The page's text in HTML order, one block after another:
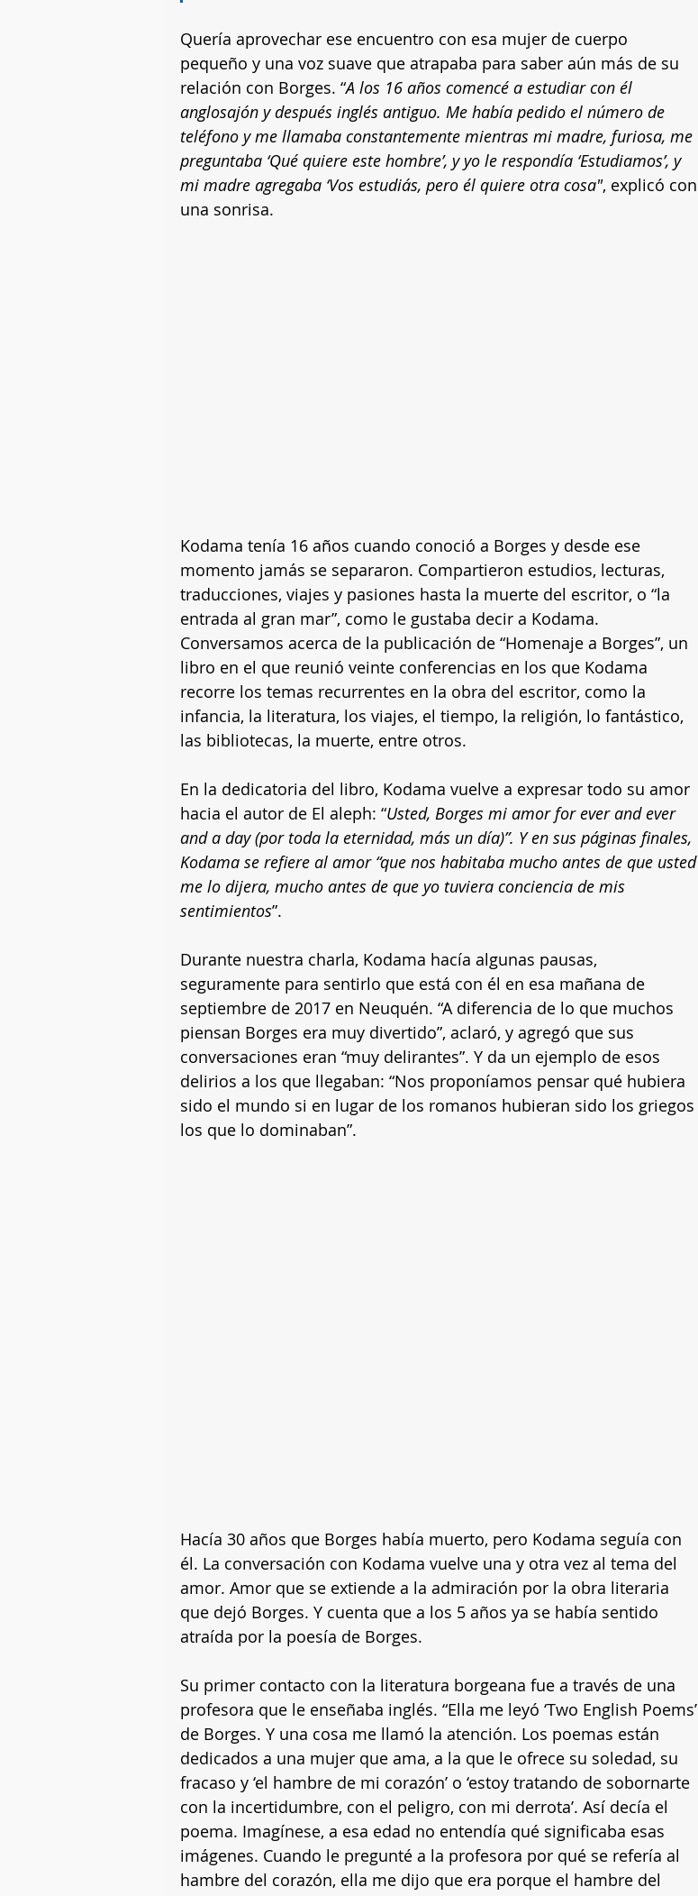
Quería aprovechar ese encuentro con esa mujer de cuerpo
pequeño y una voz suave que atrapaba para saber aún más de su
relación con Borges. “A los 16 años comencé a estudiar con él
anglosajón y después inglés antiguo. Me había pedido el número de
teléfono y me llamaba constantemente mientras mi madre, furiosa, me
preguntaba ‘Qué quiere este hombre’, y yo le respondía ‘Estudiamos’, y
mi madre agregaba ‘Vos estudiás, pero él quiere otra cosa", explicó con
una sonrisa.
Kodama tenía 16 años cuando conoció a Borges y desde ese
momento jamás se separaron. Compartieron estudios, lecturas,
traducciones, viajes y pasiones hasta la muerte del escritor, o “la
entrada al gran mar”, como le gustaba decir a Kodama.
Conversamos acerca de la publicación de “Homenaje a Borges”, un
libro en el que reunió veinte conferencias en los que Kodama
recorre los temas recurrentes en la obra del escritor, como la
infancia, la literatura, los viajes, el tiempo, la religión, lo fantástico,
las bibliotecas, la muerte, entre otros.
En la dedicatoria del libro, Kodama vuelve a expresar todo su amor
hacia el autor de El aleph: “Usted, Borges mi amor for ever and ever
and a day (por toda la eternidad, más un día)”. Y en sus páginas finales,
Kodama se refiere al amor “que nos habitaba mucho antes de que usted
me lo dijera, mucho antes de que yo tuviera conciencia de mis
sentimientos”.
Durante nuestra charla, Kodama hacía algunas pausas,
seguramente para sentirlo que está con él en esa mañana de
septiembre de 2017 en Neuquén. “A diferencia de lo que muchos
piensan Borges era muy divertido”, aclaró, y agregó que sus
conversaciones eran “muy delirantes”. Y da un ejemplo de esos
delirios a los que llegaban: “Nos proponíamos pensar qué hubiera
sido el mundo si en lugar de los romanos hubieran sido los griegos
los que lo dominaban”.
Hacía 30 años que Borges había muerto, pero Kodama seguía con
él. La conversación con Kodama vuelve una y otra vez al tema del
amor. Amor que se extiende a la admiración por la obra literaria
que dejó Borges. Y cuenta que a los 5 años ya se había sentido
atraída por la poesía de Borges.
Su primer contacto con la literatura borgeana fue a través de una
profesora que le enseñaba inglés. “Ella me leyó ‘Two English Poems’
de Borges. Y una cosa me llamó la atención. Los poemas están
dedicados a una mujer que ama, a la que le ofrece su soledad, su
fracaso y ‘el hambre de mi corazón’ o ‘estoy tratando de sobornarte
con la incertidumbre, con el peligro, con mi derrota’. Así decía el
poema. Imagínese, a esa edad no entendía qué significaba esas
imágenes. Cuando le pregunté a la profesora por qué se refería al
hambre del corazón, ella me dijo que era porque el hambre del